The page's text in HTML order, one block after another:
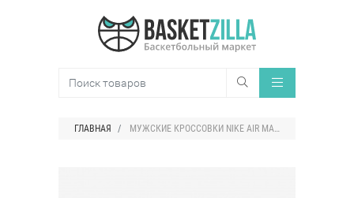
ГЛАВНАЯ МУЖСКИЕ КРОССОВКИ NIKE AIR MAX 270 REACT JUST DO IT